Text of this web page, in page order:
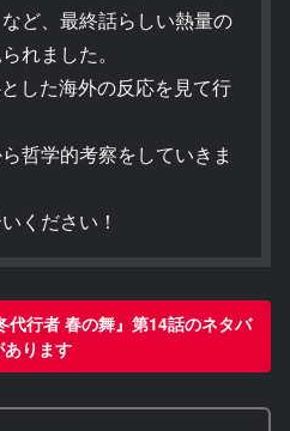
ど、最終話らしい熱量の
れました。
した海外の反応を見て行
哲学的考察をしていきま
ください！
代行者 春の舞』第14話のネタバ
あります